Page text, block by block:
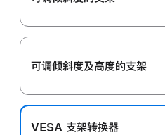
可调倾斜度及高‍度的支‍架
VESA 支架转换器